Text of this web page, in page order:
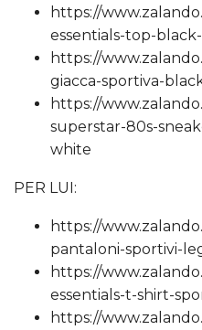
https://
essentials-top-
https://
giacca-sportiva-
https://
superstar-80s-
white
PER LUI:
https://
pantaloni-sportivi-
https://
essentials-t-shirt-
https://